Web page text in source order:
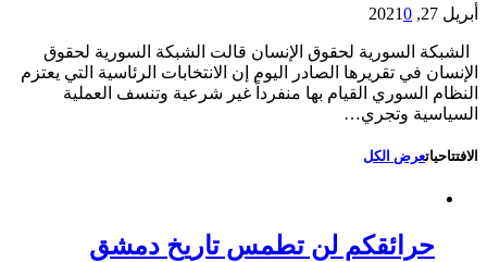
أبريل 27, 2021 0
الشبكة السورية لحقوق الإنسان قالت الشبكة السورية لحقوق
الإنسان في تقريرها الصادر اليوم إن الانتخابات الرئاسية التي يعتزم
النظام السوري القيام بها منفرداً غير شرعية وتنسف العملية
السياسية وتجري…
الافتتاحياتعرض الكل
حرائقكم لن تطمس تاريخ دمشق